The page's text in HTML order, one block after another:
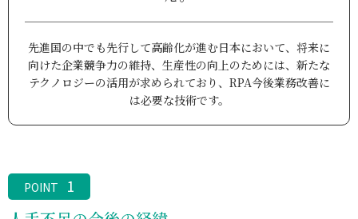
先進国の中でも先行して高齢化が進む日本において、将来に
向けた企業競争力の維持、生産性の向上のためには、 新たな
テクノロジーの活用が求められており、RPA今後業務改善に
は必要な技術です。
POINT 1